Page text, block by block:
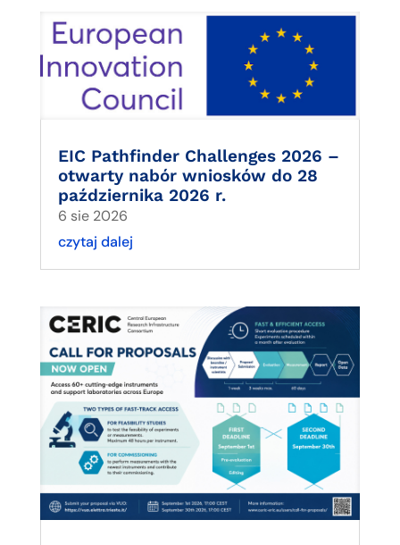
EIC Pathfinder Challenges 2026 –
otwarty nabór wniosków do 28
października 2026 r.
6 sie 2026
czytaj dalej